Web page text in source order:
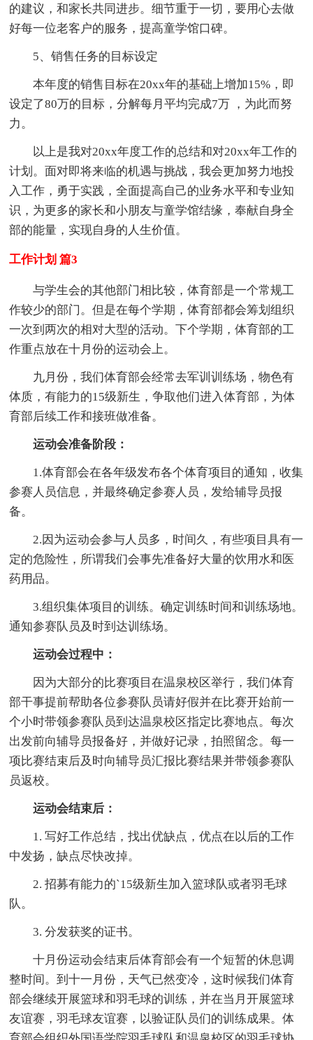
的建议，和家长共同进步。细节重于一切，要用心去做
好每一位老客户的服务，提高童学馆口碑。
5、销售任务的目标设定
本年度的销售目标在20xx年的基础上增加15%，即
设定了80万的目标，分解每月平均完成7万 ，为此而努
力。
以上是我对20xx年度工作的总结和对20xx年工作的
计划。面对即将来临的机遇与挑战，我会更加努力地投
入工作，勇于实践，全面提高自己的业务水平和专业知
识，为更多的家长和小朋友与童学馆结缘，奉献自身全
部的能量，实现自身的人生价值。
工作计划 篇3
与学生会的其他部门相比较，体育部是一个常规工
作较少的部门。但是在每个学期，体育部都会筹划组织
一次到两次的相对大型的活动。下个学期，体育部的工
作重点放在十月份的运动会上。
九月份，我们体育部会经常去军训训练场，物色有
体质，有能力的15级新生，争取他们进入体育部，为体
育部后续工作和接班做准备。
运动会准备阶段：
1.体育部会在各年级发布各个体育项目的通知，收集
参赛人员信息，并最终确定参赛人员，发给辅导员报
备。
2.因为运动会参与人员多，时间久，有些项目具有一
定的危险性，所谓我们会事先准备好大量的饮用水和医
药用品。
3.组织集体项目的训练。确定训练时间和训练场地。
通知参赛队员及时到达训练场。
运动会过程中：
因为大部分的比赛项目在温泉校区举行，我们体育
部干事提前帮助各位参赛队员请好假并在比赛开始前一
个小时带领参赛队员到达温泉校区指定比赛地点。每次
出发前向辅导员报备好，并做好记录，拍照留念。每一
项比赛结束后及时向辅导员汇报比赛结果并带领参赛队
员返校。
运动会结束后：
1. 写好工作总结，找出优缺点，优点在以后的工作
中发扬，缺点尽快改掉。
2. 招募有能力的`15级新生加入篮球队或者羽毛球
队。
3. 分发获奖的证书。
十月份运动会结束后体育部会有一个短暂的休息调
整时间。到十一月份，天气已然变冷，这时候我们体育
部会继续开展篮球和羽毛球的训练，并在当月开展篮球
友谊赛，羽毛球友谊赛，以验证队员们的训练成果。体